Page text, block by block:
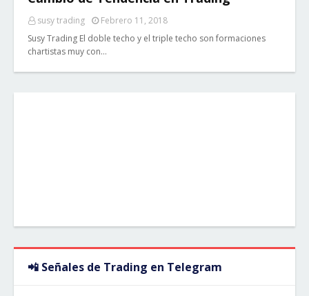
susy trading
Febrero 11, 2018
Susy Trading El doble techo y el triple techo son formaciones
chartistas muy con…
📲 Señales de Trading en Telegram